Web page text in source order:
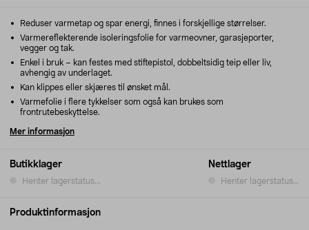
Butikklager
Henter lagerstatus...
Nettlager
Henter lagerstatus...
Reduser varmetap og spar energi, finnes i forskjellige størrelser.
Varmereflekterende isoleringsfolie for varmeovner, garasjeporter,
vegger og tak.
Enkel i bruk – kan festes med stiftepistol, dobbeltsidig teip eller liv,
avhengig av underlaget.
Kan klippes eller skjæres til ønsket mål.
Varmefolie i flere tykkelser som også kan brukes som
frontrutebeskyttelse.
Mer informasjon
Produktinformasjon